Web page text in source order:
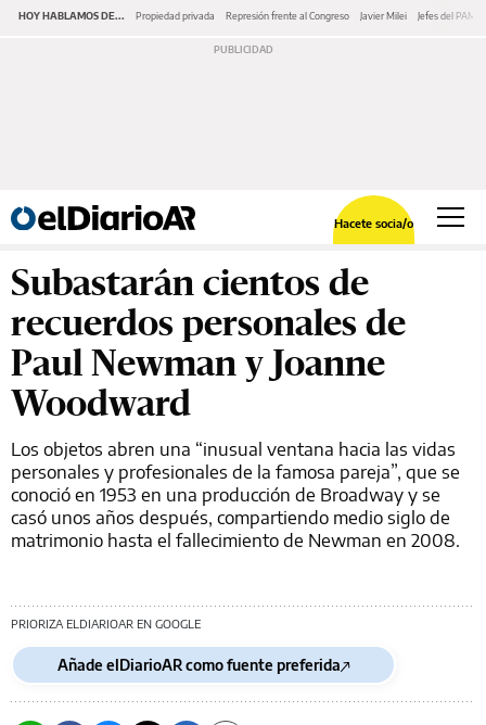
HOY HABLAMOS DE... Propiedad privada Represión frente al Congreso Javier Milei Jefes del PAMI
Hacete socia/o
Subastarán cientos de
recuerdos personales de
Paul Newman y Joanne
Woodward
Los objetos abren una “inusual ventana hacia las vidas
personales y profesionales de la famosa pareja”, que se
conoció en 1953 en una producción de Broadway y se
casó unos años después, compartiendo medio siglo de
matrimonio hasta el fallecimiento de Newman en 2008.
PRIORIZA ELDIARIOAR EN GOOGLE
Añade elDiarioAR como fuente preferida